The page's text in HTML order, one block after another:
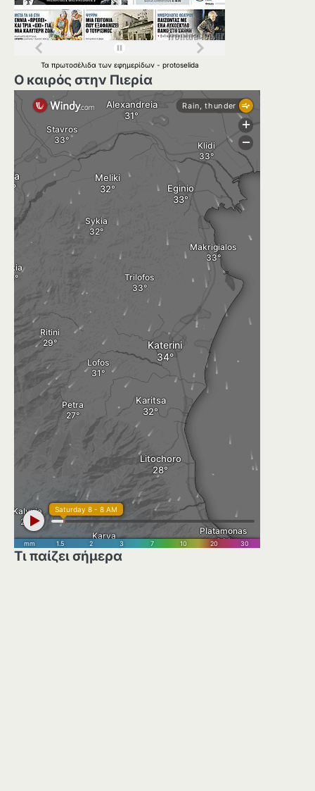
Τα πρωτοσέλιδα των εφημερίδων - protoselida
Ο καιρός στην Πιερία
Τι παίζει σήμερα